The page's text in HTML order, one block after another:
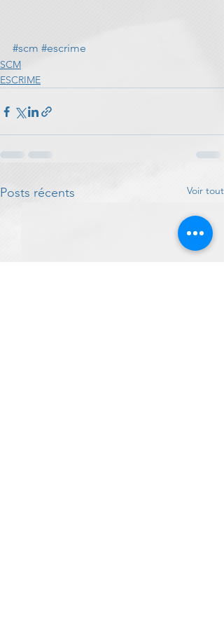
#scm #escrime
SCM
ESCRIME
Posts récents Voir tout